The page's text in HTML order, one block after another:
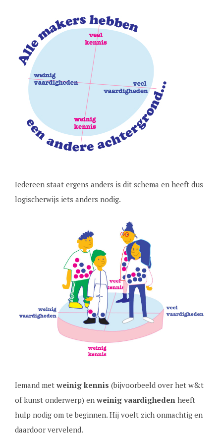
Iedereen staat ergens anders is dit schema en heeft dus
logischerwijs iets anders nodig.
Iemand met weinig kennis (bijvoorbeeld over het w&t
of kunst onderwerp) en weinig vaardigheden heeft
hulp nodig om te beginnen. Hij voelt zich onmachtig en
daardoor vervelend.